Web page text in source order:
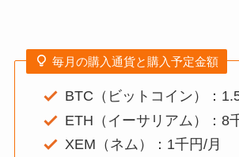
毎月の購入通貨と購入予定金額
BTC（ビットコイン）：
ETH（イーサリアム）：8
XEM（ネム）：1千円/月